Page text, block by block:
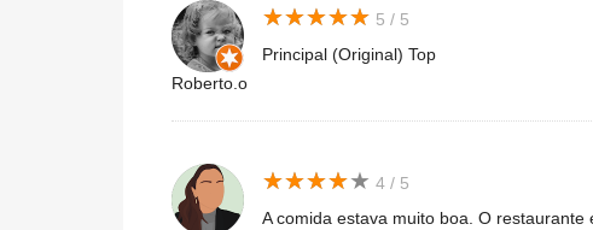
Roberto.o
★★★★★
★★★★★ 5 / 5
Principal (Original) Top
★★★★★
★★★★★ 4 / 5
A comida estava muito boa. O